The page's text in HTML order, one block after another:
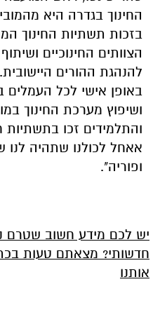
החינוך בגדרה היא
בזכות תשתיות החינוך
הצוותים החינוכיים
להנהגת ההורים
באופן אישי לכל העמלים
ושיפוץ מערכת החינוך
והתלמידים זכו בתשתיות
אאחל לכולנו שתהיה לנו
ופוריה".
יש לכם מידע חשוב שטרם
חדשותי? מצאתם טעות
אותנו